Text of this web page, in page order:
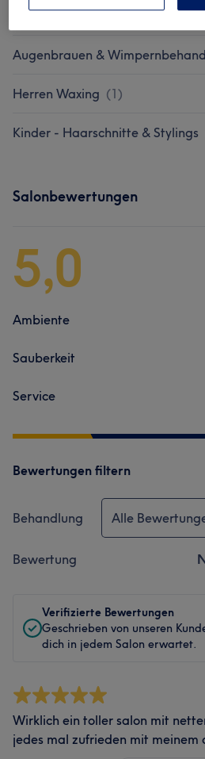
Herren - Farbe &
Augenbrauen &
Herren Waxing (1)
Kinder - Haarschnitte & Stylings
Salonbewertungen
5,0
Ambiente
Sauberkeit
Service
Bewertungen filtern
Behandlung Alle
Bewertung
Verifizierte Bewertungen
Geschrieben von unseren
dich in jedem Salon erwartet.
Wirklich ein toller salon mit
jedes mal zufrieden mit meinem